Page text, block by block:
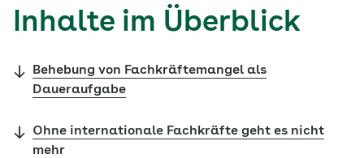
Inhalte im Überblick
Behebung von Fachkräftemangel als
Daueraufgabe
Ohne internationale Fachkräfte geht es nicht
mehr